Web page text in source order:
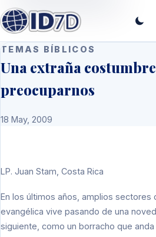
TEMAS BÍBLICOS
Una extraña
preocuparnos
18 May, 2009
LP. Juan Stam, Costa Rica
En los últimos años, amplios sectores
evangélica vive pasando de una
siguiente, como un borracho que